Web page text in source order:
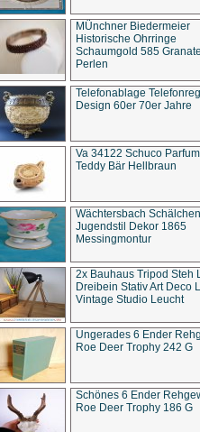
MÜnchner Biedermeier
Historische Ohrringe
Schaumgold 585
Perlen
Telefonablage
Design 60er 70er Jahre
Va 34122 Schuco
Teddy Bär Hellbraun
Wächtersbach Schälchen
Jugendstil Dekor 1865
Messingmontur
2x Bauhaus Tripod Steh
Dreibein Stativ Art Deco
Vintage Studio Leucht
Ungerades 6 Ender
Roe Deer Trophy 242 G
Schönes 6 Ender
Roe Deer Trophy 186 G